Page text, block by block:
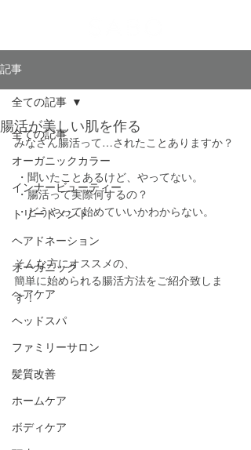
記事
全ての記事
オーガニックカラー
インナービューティー
トリートメント
ヘアドネーション
オーガニック
ヘアケア
ヘッドスパ
ファミリーサロン
髪質改善
ホームケア
ボディケア
全ての記事
腸活が美しい肌を作る
みなさん腸活って…されたことありますか？
・聞いたことあるけど、やってない。
・腸活って実際何するの？
・どうやって始めていいかわからない。
そんな方にオススメの、
簡単に始められる腸活方法をご紹介致しま
す！